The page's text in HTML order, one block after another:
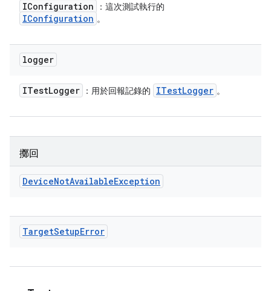
IConfiguration ：這次測試執行的
IConfiguration 。
logger
ITestLogger ：用於回報記錄的 ITestLogger 。
擲回
DeviceNotAvailableException
TargetSetupError